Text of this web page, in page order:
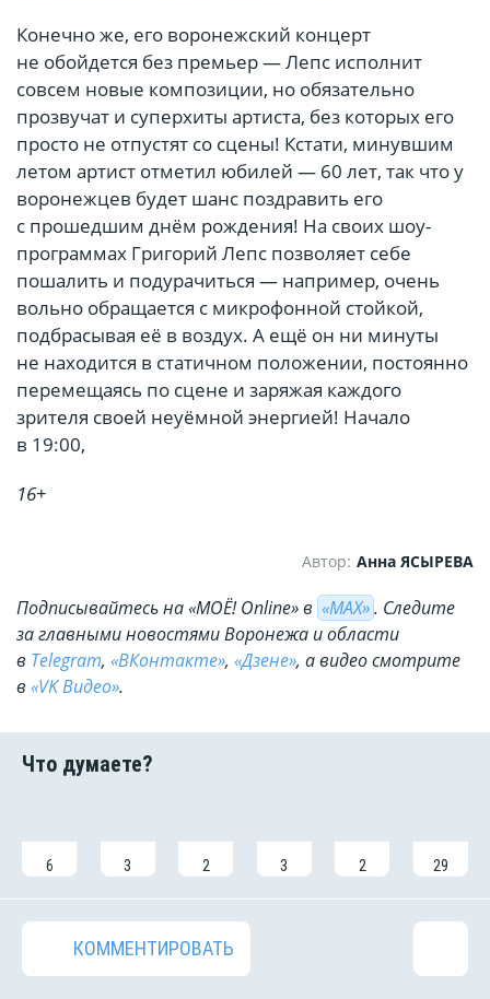
Конечно же, его воронежский концерт
не обойдется без премьер — Лепс исполнит
совсем новые композиции, но обязательно
прозвучат и суперхиты артиста, без которых его
просто не отпустят со сцены! Кстати, минувшим
летом артист отметил юбилей — 60 лет, так что у
воронежцев будет шанс поздравить его
с прошедшим днём рождения! На своих шоу-
программах Григорий Лепс позволяет себе
пошалить и подурачиться — например, очень
вольно обращается с микрофонной стойкой,
подбрасывая её в воздух. А ещё он ни минуты
не находится в статичном положении, постоянно
перемещаясь по сцене и заряжая каждого
зрителя своей неуёмной энергией! Начало
в 19:00,
16+
Автор: Анна ЯСЫРЕВА
Подписывайтесь на «МОЁ! Online» в «МАХ». Cледите
за главными новостями Воронежа и области
в Telegram, «ВКонтакте», «Дзене», а видео смотрите
в «VK Видео».
6 3 2 3 2 29
КОММЕНТИРОВАТЬ